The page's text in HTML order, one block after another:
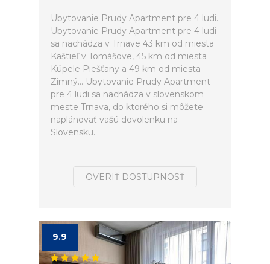
Ubytovanie Prudy Apartment pre 4 ludi.
Ubytovanie Prudy Apartment pre 4 ludi
sa nachádza v Trnave 43 km od miesta
Kaštieľ v Tomášove, 45 km od miesta
Kúpele Piešťany a 49 km od miesta
Zimný... Ubytovanie Prudy Apartment
pre 4 ludi sa nachádza v slovenskom
meste Trnava, do ktorého si môžete
naplánovať vašú dovolenku na
Slovensku.
OVERIŤ DOSTUPNOSŤ
9.9